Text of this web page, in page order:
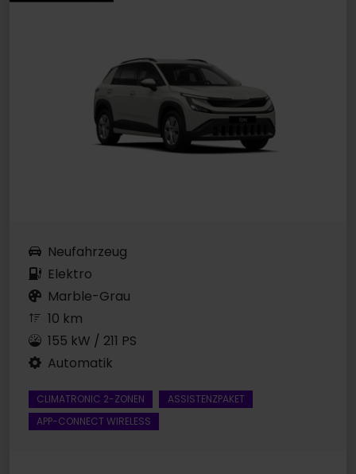
Neufahrzeug
Elektro
Marble-Grau
10 km
155 kW / 211 PS
Automatik
CLIMATRONIC 2-ZONEN
ASSISTENZPAKET
APP-CONNECT WIRELESS